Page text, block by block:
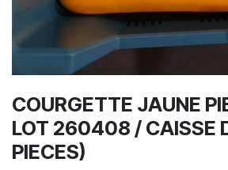
COURGETTE JAUNE
LOT 260408 / CAISSE
PIECES)